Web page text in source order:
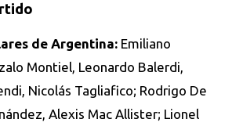
de Argentina: Emiliano
Montiel, Leonardo Balerdi,
Nicolás Tagliafico; Rodrigo De
Alexis Mac Allister; Lionel